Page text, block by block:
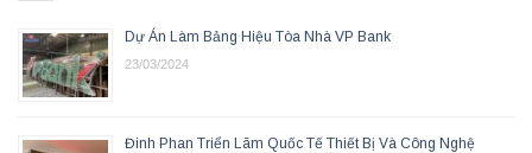
Dự Án Làm Bảng Hiệu Tòa Nhà VP Bank
23/03/2024
Đinh Phan Triển Lãm Quốc Tế Thiết Bị Và Công Nghệ